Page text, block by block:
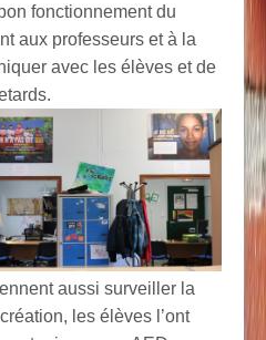
fonctionnement du
aux professeurs et à la
avec les élèves et de
aussi surveiller la
les élèves l’ont